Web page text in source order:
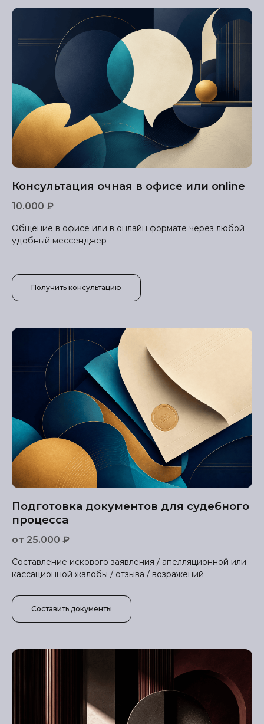
Консультация очная в офисе или online
10.000 ₽
Общение в офисе или в онлайн формате через любой
удобный мессенджер
Получить консультацию
Подготовка документов для судебного
процесса
от 25.000 ₽
Составление искового заявления / апелляционной или
кассационной жалобы / отзыва / возражений
Составить документы